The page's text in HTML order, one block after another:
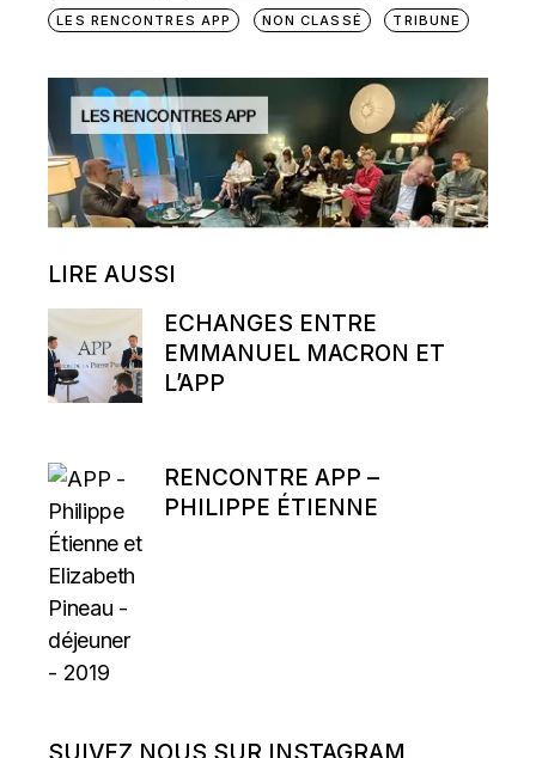
LES RENCONTRES APP NON CLASSÉ TRIBUNE
LIRE AUSSI
ECHANGES ENTRE
EMMANUEL MACRON ET
L’APP
RENCONTRE APP –
PHILIPPE ÉTIENNE
SUIVEZ NOUS SUR INSTAGRAM